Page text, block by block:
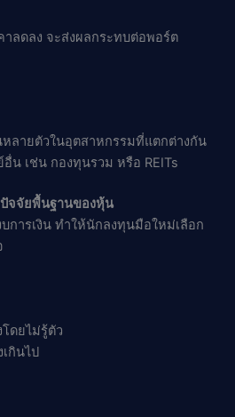
ลดลง จะส่งผลกระทบต่อพอร์ต
ลายตัวในอุตสาหกรรมที่แตกต่างกัน
เช่น กองทุนรวม หรือ REITs
ปัจจัยพื้นฐานของหุ้น
การเงิน ทำให้นักลงทุนมือใหม่เลือก
ดยไม่รู้ตัว
กินไป